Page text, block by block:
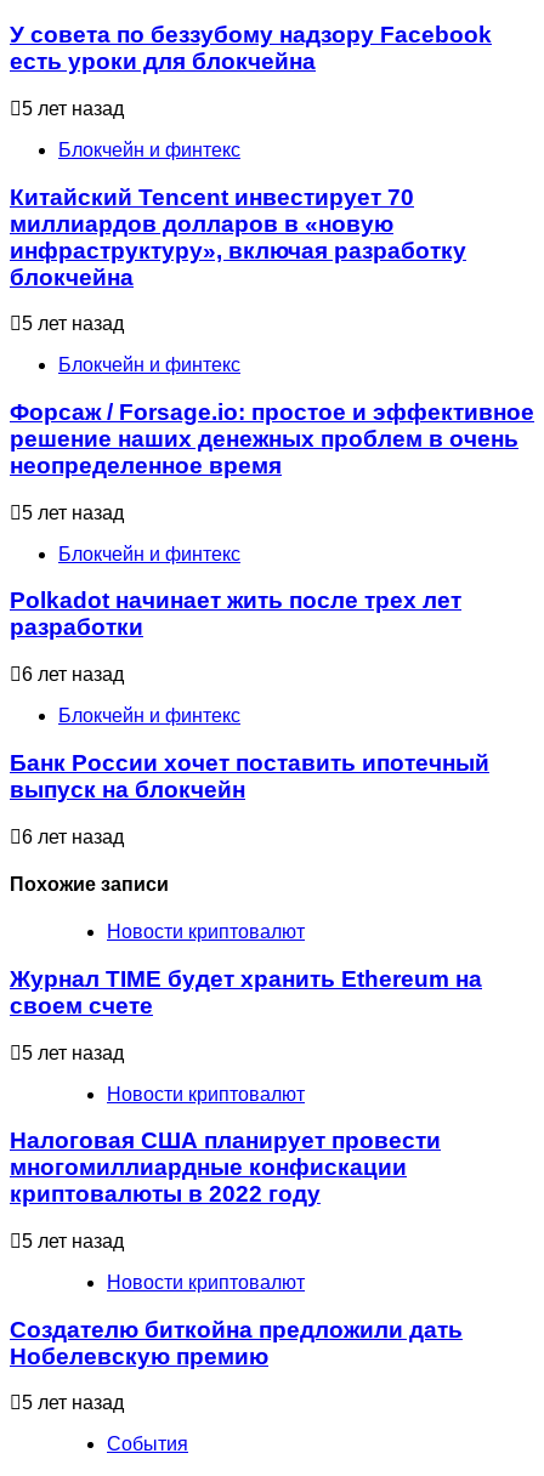
У совета по беззубому надзору Facebook
есть уроки для блокчейна
5 лет назад
Блокчейн и финтекс
Китайский Tencent инвестирует 70
миллиардов долларов в «новую
инфраструктуру», включая разработку
блокчейна
5 лет назад
Блокчейн и финтекс
Форсаж / Forsage.io: простое и эффективное
решение наших денежных проблем в очень
неопределенное время
5 лет назад
Блокчейн и финтекс
Polkadot начинает жить после трех лет
разработки
6 лет назад
Блокчейн и финтекс
Банк России хочет поставить ипотечный
выпуск на блокчейн
6 лет назад
Похожие записи
Новости криптовалют
Журнал TIME будет хранить Ethereum на
своем счете
5 лет назад
Новости криптовалют
Налоговая США планирует провести
многомиллиардные конфискации
криптовалюты в 2022 году
5 лет назад
Новости криптовалют
Создателю биткойна предложили дать
Нобелевскую премию
5 лет назад
События